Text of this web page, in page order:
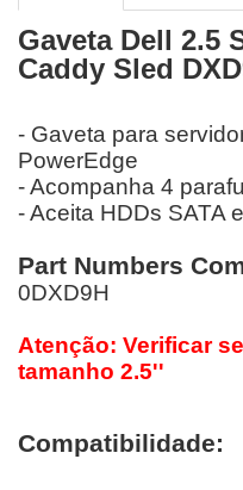
Gaveta Dell 2.5
Caddy Sled
- Gaveta para
PowerEdge
- Acompanha 4
- Aceita HDDs SATA
Part Numbers
0DXD9H
Atenção: Verificar
tamanho 2.5''
Compatibilidade: